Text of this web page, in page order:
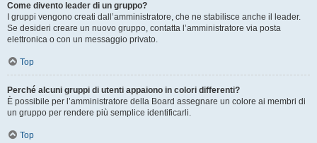
Come divento leader di un gruppo?
I gruppi vengono creati dall’amministratore, che ne stabilisce anche il leader.
Se desideri creare un nuovo gruppo, contatta l’amministratore via posta
elettronica o con un messaggio privato.
Top
Perché alcuni gruppi di utenti appaiono in colori differenti?
È possibile per l’amministratore della Board assegnare un colore ai membri di
un gruppo per rendere più semplice identificarli.
Top